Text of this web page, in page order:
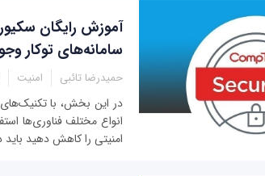
آموزش رایگان
سامانه‌های توکار
حمیدرضا تائبی امنیت
در این بخش، با
انواع مختلف فناوری‌ها
امنیتی را کاهش دهید باید